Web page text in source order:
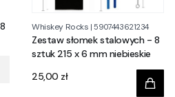
Whiskey Rocks |5907443621234
Zestaw słomek stalowych - 8
sztuk 215 x 6 mm niebieskie
Cena
25,00 zł